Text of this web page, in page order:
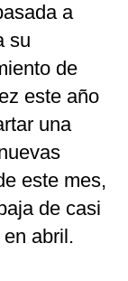
a
su
de
este año
una
este mes,
de casi
abril.